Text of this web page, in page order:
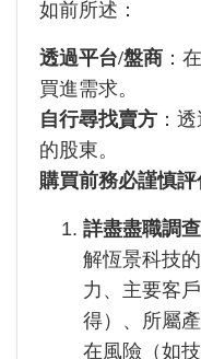
如前所述：
透過平台/盤商 ：
買進需求。
自行尋找賣方 ：
的股東。
購買前務必謹慎評
詳盡盡職調查
解恆景科技
力、主要客
得）、所屬
在風險（如